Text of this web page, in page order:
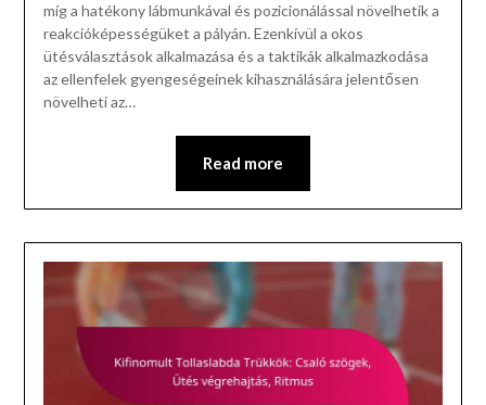
míg a hatékony lábmunkával és pozicionálással növelhetik a
reakcióképességüket a pályán. Ezenkívül a okos
ütésválasztások alkalmazása és a taktikák alkalmazkodása
az ellenfelek gyengeségeinek kihasználására jelentősen
növelheti az…
Read more